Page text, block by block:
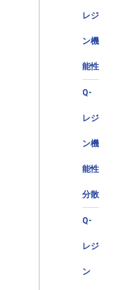
レジ
ン機
能性
Q-
レジ
ン機
能性
分散
Q-
レジ
ン